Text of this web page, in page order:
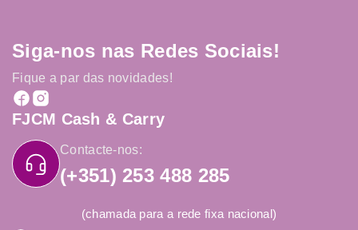
Siga-nos nas Redes Sociais!
Fique a par das novidades!
FJCM Cash & Carry
Contacte-nos:
(+351) 253 488 285
(chamada para a rede fixa nacional)